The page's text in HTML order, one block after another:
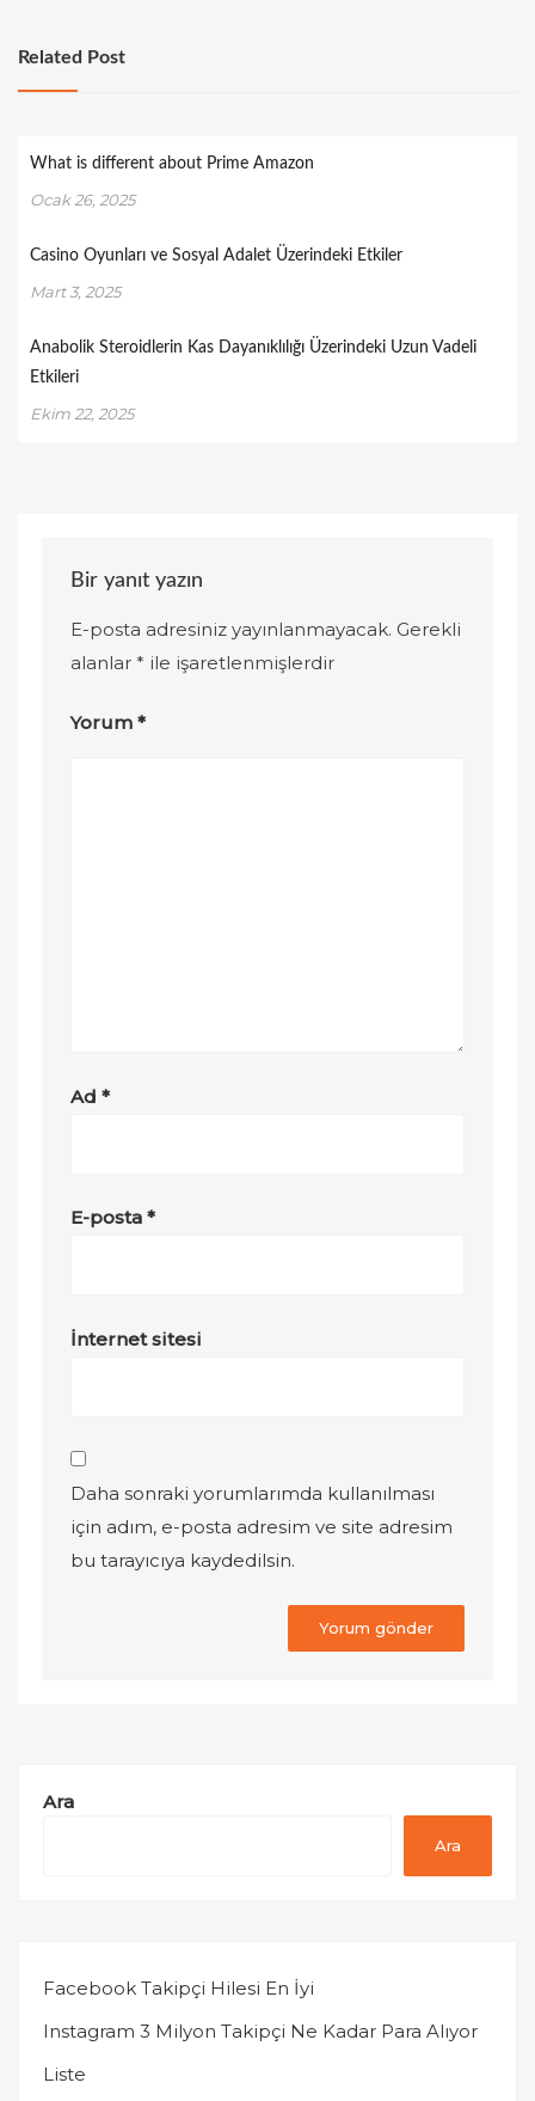
Related Post
What is different about Prime Amazon
Ocak 26, 2025
Casino Oyunları ve Sosyal Adalet Üzerindeki Etkiler
Mart 3, 2025
Anabolik Steroidlerin Kas Dayanıklılığı Üzerindeki Uzun Vadeli
Etkileri
Ekim 22, 2025
Bir yanıt yazın
E-posta adresiniz yayınlanmayacak. Gerekli
alanlar* ile işaretlenmişlerdir
Yorum*
Ad*
E-posta*
İnternet sitesi
Daha sonraki yorumlarımda kullanılması
için adım, e-posta adresim ve site adresim
bu tarayıcıya kaydedilsin.
Ara
Ara
Facebook Takipçi Hilesi En İyi
Instagram 3 Milyon Takipçi Ne Kadar Para Alıyor
Liste